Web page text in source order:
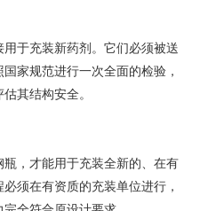
于充装新药剂。它们必须被送
家规范进行一次全面的检验，
其结构安全。
，才能用于充装全新的、在有
须在有资质的充装单位进行，